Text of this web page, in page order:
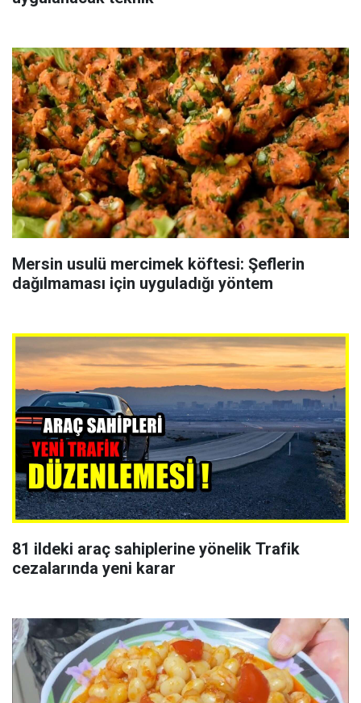
Mersin usulü mercimek köftesi: Şeflerin
dağılmaması için uyguladığı yöntem
81 ildeki araç sahiplerine yönelik Trafik
cezalarında yeni karar